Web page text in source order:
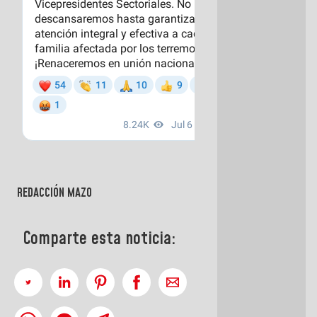
REDACCIÓN MAZO
Comparte esta noticia: